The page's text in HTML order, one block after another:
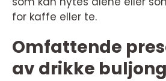
for kaffe eller te.
Omfattende
av drikke buljong